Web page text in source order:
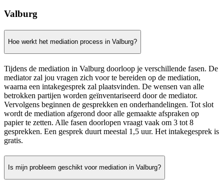
Valburg
Hoe werkt het mediation process in Valburg?
Tijdens de mediation in Valburg doorloop je verschillende fasen. De
mediator zal jou vragen zich voor te bereiden op de mediation,
waarna een intakegesprek zal plaatsvinden. De wensen van alle
betrokken partijen worden geïnventariseerd door de mediator.
Vervolgens beginnen de gesprekken en onderhandelingen. Tot slot
wordt de mediation afgerond door alle gemaakte afspraken op
papier te zetten. Alle fasen doorlopen vraagt vaak om 3 tot 8
gesprekken. Een gesprek duurt meestal 1,5 uur. Het intakegesprek is
gratis.
Is mijn probleem geschikt voor mediation in Valburg?